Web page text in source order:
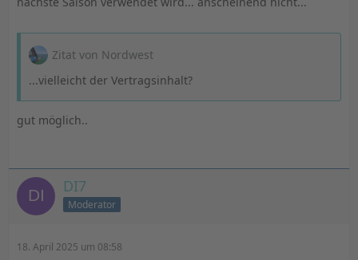
Zitat von Nordwest
...vielleicht der Vertragsinhalt?
gut möglich..
DI7
Moderator
18. April 2025 um 08:58